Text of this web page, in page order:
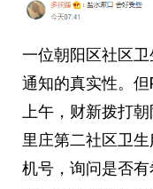
一位朝阳区社区
通知的真实性。
上午，财新拨打
里庄第二社区卫
机号，询问是否